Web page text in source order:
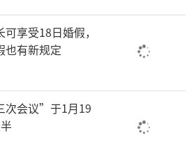
到行业数据的全方位支撑，
设施”，让初创小团队能
一样，低成本地调用智能资
享受18日婚假，
也有新规定
次会议”于1月19